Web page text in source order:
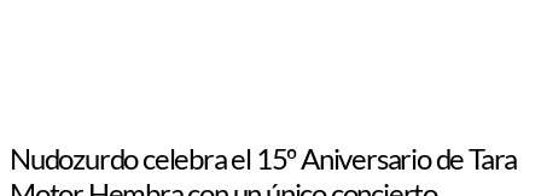
Nudozurdo celebra el 15º Aniversario de Tara